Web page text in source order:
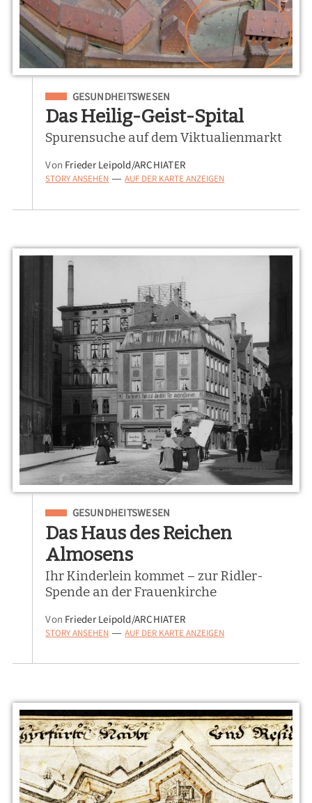
Eingeordnet unter
GESUNDHEITSWESEN
Das Heilig-Geist-Spital
Spurensuche auf dem Viktualienmarkt
Von Frieder Leipold/ARCHIATER
STORY ANSEHEN — AUF DER KARTE ANZEIGEN
Eingeordnet unter
GESUNDHEITSWESEN
Das Haus des Reichen
Almosens
Ihr Kinderlein kommet – zur Ridler-
Spende an der Frauenkirche
Von Frieder Leipold/ARCHIATER
STORY ANSEHEN — AUF DER KARTE ANZEIGEN